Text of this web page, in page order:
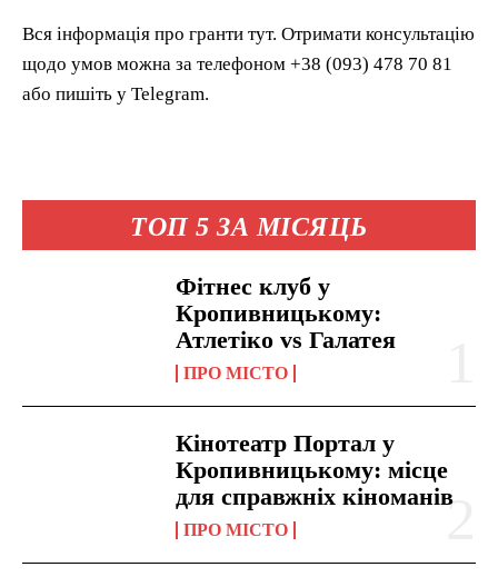
ТОП 5 ЗА МІСЯЦЬ
Фітнес клуб у
Кропивницькому:
Атлетіко vs Галатея
ПРО МІСТО
Кінотеатр Портал у
Кропивницькому: місце
для справжніх кіноманів
ПРО МІСТО
Вся інформація про гранти тут. Отримати консультацію
щодо умов можна за телефоном +38 (093) 478 70 81
або пишіть у Telegram.